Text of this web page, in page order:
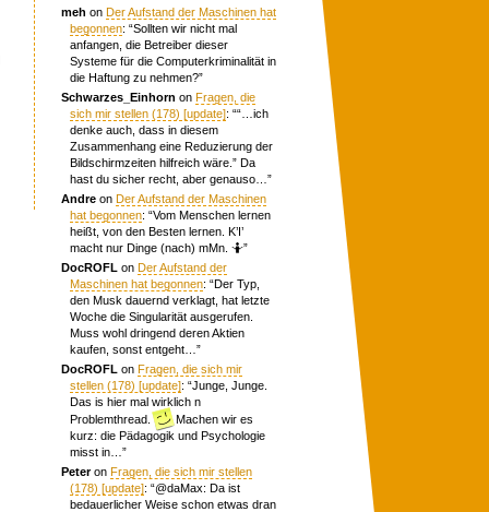
meh onDer Aufstand der Maschinen hat
begonnen: “Sollten wir nicht mal
anfangen, die Betreiber dieser
Systeme für die Computerkriminalität in
die Haftung zu nehmen?”
Schwarzes_Einhorn onFragen, die
sich mir stellen (178) [update]: ““…ich
denke auch, dass in diesem
Zusammenhang eine Reduzierung der
Bildschirmzeiten hilfreich wäre.” Da
hast du sicher recht, aber genauso… ”
Andre onDer Aufstand der Maschinen
hat begonnen: “Vom Menschen lernen
heißt, von den Besten lernen. K’I’
macht nur Dinge (nach) mMn. 🤷”
DocROFL onDer Aufstand der
Maschinen hat begonnen: “Der Typ,
den Musk dauernd verklagt, hat letzte
Woche die Singularität ausgerufen.
Muss wohl dringend deren Aktien
kaufen, sonst entgeht… ”
DocROFL onFragen, die sich mir
stellen (178) [update]: “Junge, Junge.
Das is hier mal wirklich n
Problemthread.
Machen wir es
kurz: die Pädagogik und Psychologie
misst in… ”
PeteronFragen, die sich mir stellen
(178) [update]: “@daMax: Da ist
bedauerlicher Weise schon etwas dran